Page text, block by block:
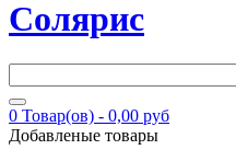
Солярис
0 Товар(ов) - 0,00 руб
Добавленые товары